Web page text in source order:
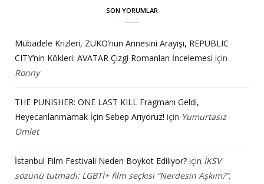
SON YORUMLAR
Mübadele Krizleri, ZUKO’nun Annesini Arayışı, REPUBLIC
CITY’nin Kökleri: AVATAR Çizgi Romanları İncelemesi için
Ronny
THE PUNISHER: ONE LAST KILL Fragmanı Geldi,
Heyecanlanmamak İçin Sebep Arıyoruz! için Yumurtasız
Omlet
İstanbul Film Festivali Neden Boykot Ediliyor? için İKSV
sözünü tutmadı: LGBTİ+ film seçkisi “Nerdesin Aşkım?”,